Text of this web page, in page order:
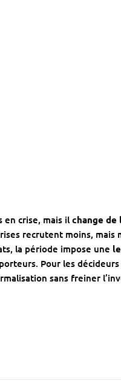
en crise, mais il change de
recrutent moins,
la période impose une
Pour les
sans freiner